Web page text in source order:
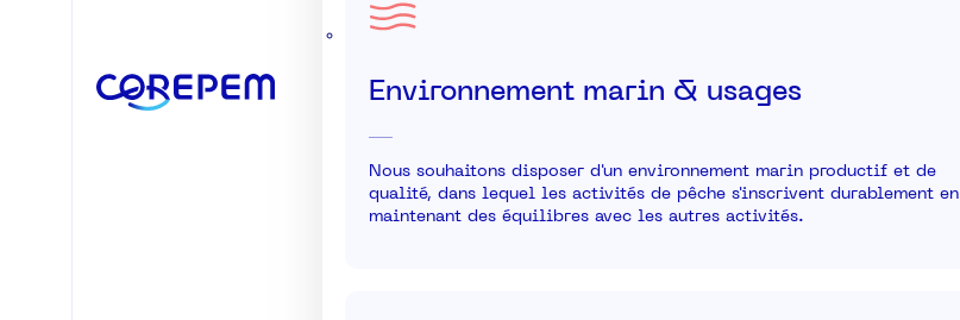
Environnement marin & usages
Nous souhaitons disposer d'un environnement marin productif et de
qualité, dans lequel les activités de pêche s'inscrivent durablement en
maintenant des équilibres avec les autres activités.